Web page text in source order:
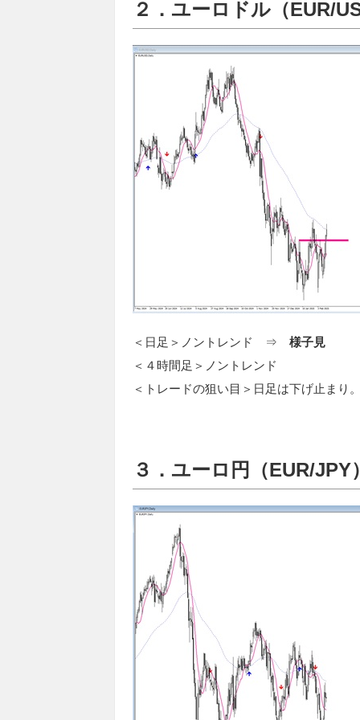
２．ユーロドル（EUR/
＜日足＞ノントレンド ⇒ 様子見
＜４時間足＞ノントレンド
＜トレードの狙い目＞日足は下げ止まり
３．ユーロ円（EUR/JPY